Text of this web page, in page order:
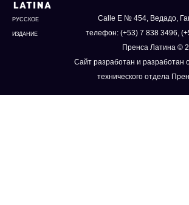
РУССКОЕ
ИЗДАНИЕ
Calle E № 454, Ведадо,
телефон: (+53) 7 838 3496,
Пренса Латина ©
Сайт разработан и разработан
технического отдела